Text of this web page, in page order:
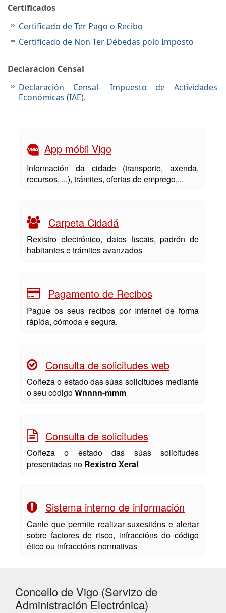
Certificados
Certificado de Ter Pago o Recibo
Certificado de Non Ter Débedas polo Imposto
Declaracion Censal
Declaración Censal- Impuesto de Actividades
Económicas (IAE).
App móbil Vigo
Información da cidade (transporte, axenda,
recursos, ...), trámites, ofertas de emprego,...
Carpeta Cidadá
Rexistro electrónico, datos fiscais, padrón de
habitantes e trámites avanzados
Pagamento de Recibos
Pague os seus recibos por Internet de forma
rápida, cómoda e segura.
Consulta de solicitudes web
Coñeza o estado das súas solicitudes mediante
o seu códigoWnnnn-mmm
Consulta de solicitudes
Coñeza o estado das súas solicitudes
presentadas no Rexistro Xeral
Sistema interno de información
Canle que permite realizar suxestións e alertar
sobre factores de risco, infraccións do código
ético ou infraccións normativas
Concello de Vigo (Servizo de
Administración Electrónica)